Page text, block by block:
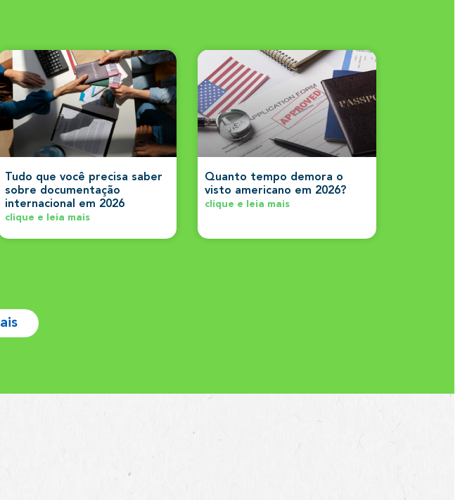
Tudo que você precisa saber
sobre documentação
internacional em 2026
clique e leia mais
Quanto tempo demora o
visto americano em 2026?
clique e leia mais